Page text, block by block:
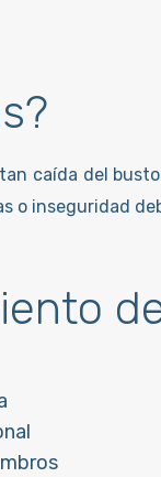
caída del
o inseguridad